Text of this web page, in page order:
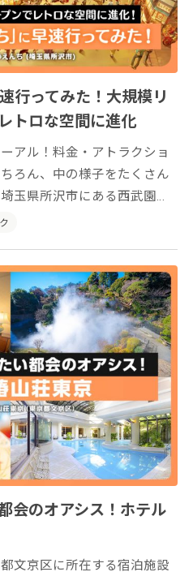
行ってみた！大規模リ
トロな空間に進化
アル！料金・アトラクショ
ろん、中の様子をたくさん
玉県所沢市にある西武園ゆ
ニューアルオープンしまし
会のオアシス！ホテル
文京区に所在する宿泊施設